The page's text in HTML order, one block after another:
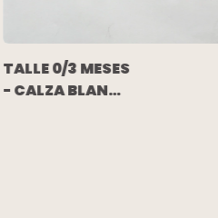
TALLE 0/3 MESES
- CALZA BLANCA